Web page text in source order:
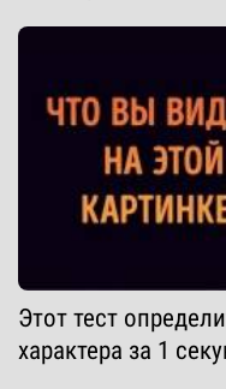
Этот тест
характера за 1